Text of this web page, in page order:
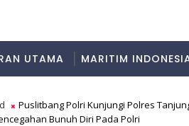
UTAMA MARITIM
Puslitbang Polri Kunjungi Polres
Bunuh Diri Pada Polri